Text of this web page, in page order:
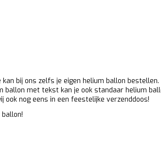
bij ons zelfs je eigen helium ballon
met tekst kan je ook standaar helium
ook nog eens in een feestelijke verzenddoos!